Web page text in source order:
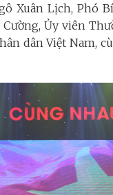
Xuân Lịch, Phó
Ủy viên
dân Việt Nam,